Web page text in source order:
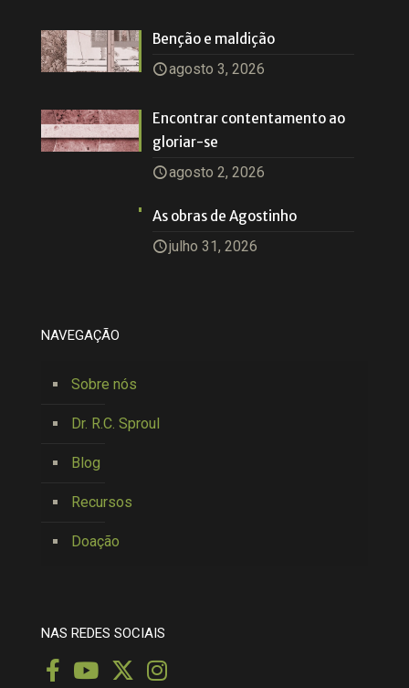
Benção e maldição
agosto 3, 2026
Encontrar contentamento ao
gloriar-se
agosto 2, 2026
As obras de Agostinho
julho 31, 2026
NAVEGAÇÃO
Sobre nós
Dr. R.C. Sproul
Blog
Recursos
Doação
NAS REDES SOCIAIS